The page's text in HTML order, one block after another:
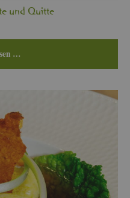
und Quit­te
…